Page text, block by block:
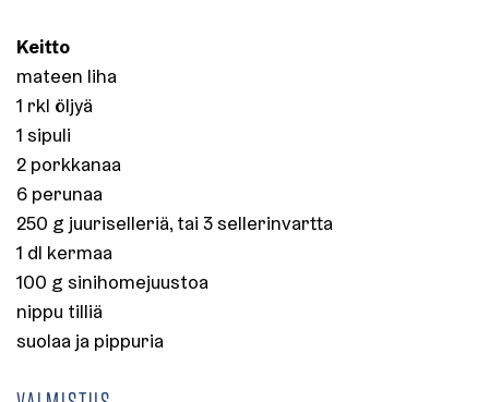
Keitto
mateen liha
1 rkl öljyä
1 sipuli
2 porkkanaa
6 perunaa
250 g juuriselleriä, tai 3 sellerinvartta
1 dl kermaa
100 g sinihomejuustoa
nippu tilliä
suolaa ja pippuria